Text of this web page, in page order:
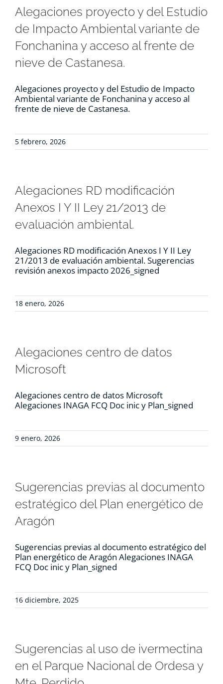
Alegaciones proyecto y del Estudio
de Impacto Ambiental variante de
Fonchanina y acceso al frente de
nieve de Castanesa.
Alegaciones proyecto y del Estudio de Impacto
Ambiental variante de Fonchanina y acceso al
frente de nieve de Castanesa.
5 febrero, 2026
Alegaciones RD modificación
Anexos I Y II Ley 21/2013 de
evaluación ambiental.
Alegaciones RD modificación Anexos I Y II Ley
21/2013 de evaluación ambiental. Sugerencias
revisión anexos impacto 2026_signed
18 enero, 2026
Alegaciones centro de datos
Microsoft
Alegaciones centro de datos Microsoft
Alegaciones INAGA FCQ Doc inic y Plan_signed
9 enero, 2026
Sugerencias previas al documento
estratégico del Plan energético de
Aragón
Sugerencias previas al documento estratégico del
Plan energético de Aragón Alegaciones INAGA
FCQ Doc inic y Plan_signed
16 diciembre, 2025
Sugerencias al uso de ivermectina
en el Parque Nacional de Ordesa y